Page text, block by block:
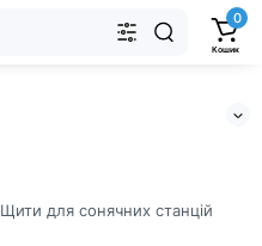
0
Кошик
Щити для сонячних станцій